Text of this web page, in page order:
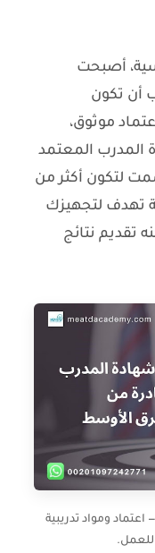
أصبحت
أن تكون
موثوق،
المدرب المعتمد
لتكون أكثر من
تهدف لتجهيزك
تقديم نتائج
ومواد تدريبية
للعمل.